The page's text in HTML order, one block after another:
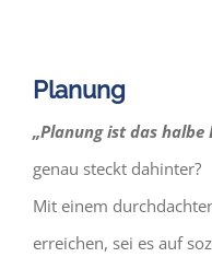
Planung
„Planung ist das halbe
genau steckt dahinter?
Mit einem
erreichen, sei es auf